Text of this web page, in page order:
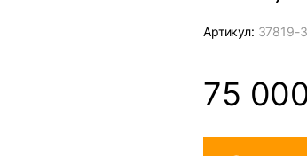
Артикул: 37819-
75